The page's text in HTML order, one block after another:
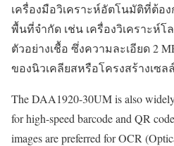
เครื่องมือวิเคราะห์อัตโนมัติที่ต้อ
พื้นที่จำกัด เช่น เครื่องวิเคราะห์
ตัวอย่างเชื้อ ซึ่งความละเอียด 2
ของนิวเคลียสหรือโครงสร้างเซล
The DAA1920-30UM is also
for high-speed barcode and QR
images are preferred for OCR